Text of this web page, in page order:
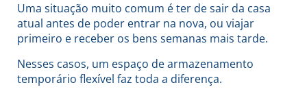
Uma situação muito comum é ter de sair da casa
atual antes de poder entrar na nova, ou viajar
primeiro e receber os bens semanas mais tarde.
Nesses casos, um espaço de armazenamento
temporário flexível faz toda a diferença.